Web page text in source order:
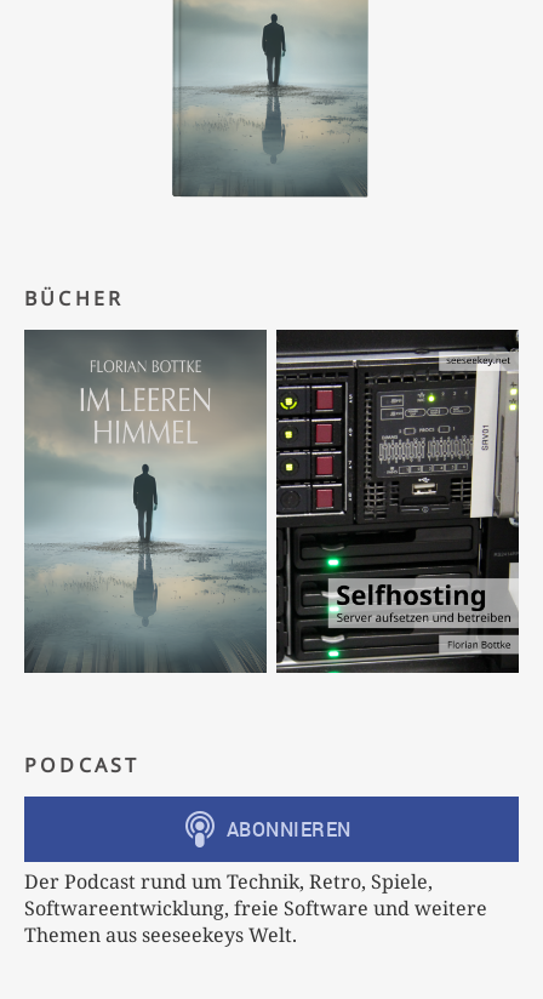
BÜCHER
PODCAST
Der Podcast rund um Technik, Retro, Spiele,
Softwareentwicklung, freie Software und weitere
Themen aus seeseekeys Welt.